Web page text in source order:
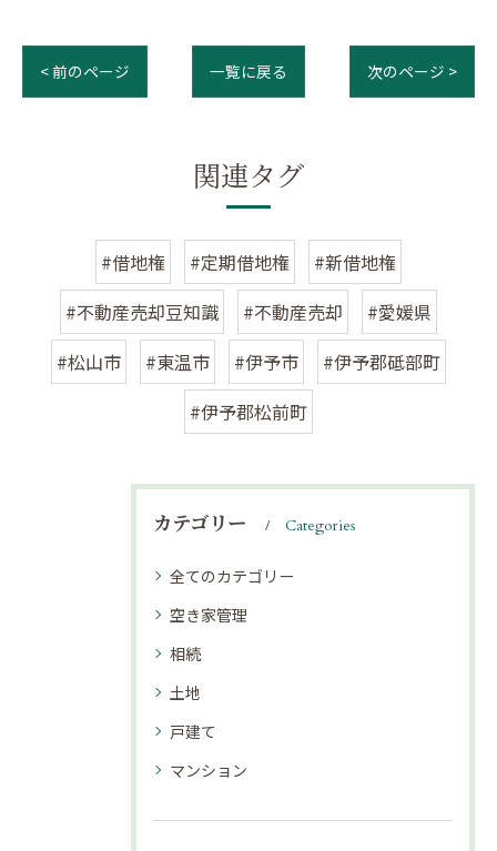
< 前のページ 一覧に戻る 次のページ >
関連タグ
#借地権 #定期借地権
#新借地権
#不動産売却豆知識
#不動産売却
#愛媛県
#松山市
#東温市 #伊予市
#伊予郡砥部町
#伊予郡松前町
カテゴリー Categories
全てのカテゴリー
空き家管理
相続
土地
戸建て
マンション